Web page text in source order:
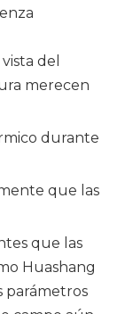
del
merecen
durante
que las
que las
Huashang
parámetros